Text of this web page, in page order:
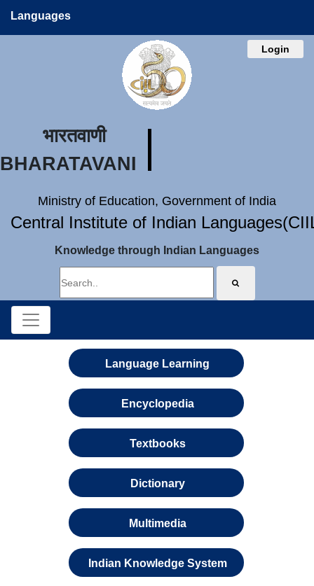
Languages
Login
भारतवाणी
BHARATAVANI
Ministry of Education, Government of India
Central Institute of Indian
Knowledge through Indian Languages
Language Learning
Encyclopedia
Textbooks
Dictionary
Multimedia
Indian Knowledge System